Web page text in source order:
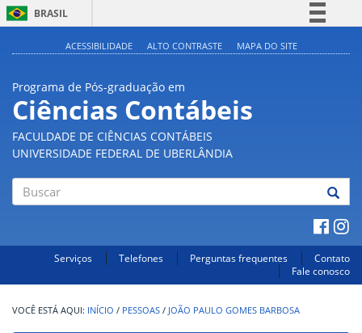
BRASIL
Acesso à informação
ACESSIBILIDADE ALTO CONTRASTE MAPA DO SITE
Programa de Pós-graduação em
Ciências Contábeis
FACULDADE DE CIÊNCIAS CONTÁBEIS
UNIVERSIDADE FEDERAL DE UBERLÂNDIA
Serviços Telefones Perguntas frequentes
Contato
Fale conosco
INÍCIO / PESSOAS / JOÃO PAULO GOMES BARBOSA